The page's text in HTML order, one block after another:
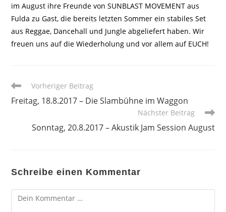
im August ihre Freunde von SUNBLAST MOVEMENT aus
Fulda zu Gast, die bereits letzten Sommer ein stabiles Set
aus Reggae, Dancehall und Jungle abgeliefert haben. Wir
freuen uns auf die Wiederholung und vor allem auf EUCH!
Weitere
ansehen
Vorheriger Beitrag
Freitag, 18.8.2017 – Die Slambühne im Waggon
Nächster Beitrag
Sonntag, 20.8.2017 – Akustik Jam Session August
Schreibe einen Kommentar
Kommentar